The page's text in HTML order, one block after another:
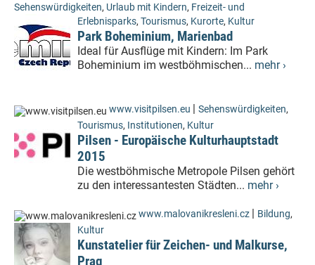
Sehenswürdigkeiten, Urlaub mit Kindern, Freizeit- und
Erlebnisparks, Tourismus, Kurorte, Kultur
Park Boheminium, Marienbad
Ideal für Ausflüge mit Kindern: Im Park
Boheminium im westböhmischen... mehr ›
www.visitpilsen.eu | Sehenswürdigkeiten,
Tourismus, Institutionen, Kultur
Pilsen - Europäische Kulturhauptstadt
2015
Die westböhmische Metropole Pilsen gehört
zu den interessantesten Städten... mehr ›
www.malovanikresleni.cz | Bildung,
Kultur
Kunstatelier für Zeichen- und Malkurse,
Prag